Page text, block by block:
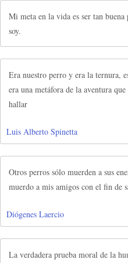
Mi meta en la vida es ser tan
soy.
Era nuestro perro y era la ternura,
era una metáfora de la aventura
hallar
Luis Alberto Spinetta
Otros perros sólo muerden a sus
muerdo a mis amigos con el fin de
Diógenes Laercio
La verdadera prueba moral de la